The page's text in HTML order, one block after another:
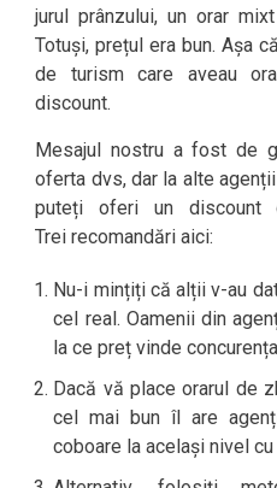
jurul prânzului, un orar
Totuși, prețul era bun. Așa
de turism care aveau
discount.
Mesajul nostru a fost de
oferta dvs, dar la alte
puteți oferi un discount
Trei recomandări aici:
Nu-i mințiți că alții v-au
cel real. Oamenii din
la ce preț vinde
Dacă vă place orarul de
cel mai bun îl are
coboare la același nivel cu